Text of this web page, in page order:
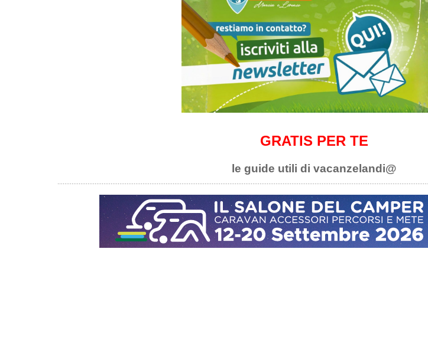
GRATIS PER TE
le guide utili di vacanzelandi@